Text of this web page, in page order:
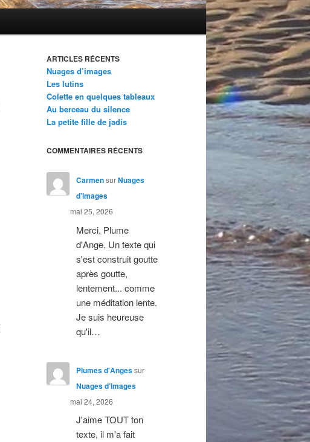
ARTICLES RÉCENTS
Nuages d’images
Les lutins
Colette en quelques tableaux
Au berceau du silence
La petite fille de jadis
COMMENTAIRES RÉCENTS
CarmensurNuages
d’images
mai 25, 2026
Merci, Plume
d'Ange. Un texte qui
s'est construit goutte
après goutte,
lentement... comme
une méditation lente.
Je suis heureuse
qu'il…
Plumes d'Angessur
Nuages d’images
mai 24, 2026
J'aime TOUT ton
texte, il m'a fait